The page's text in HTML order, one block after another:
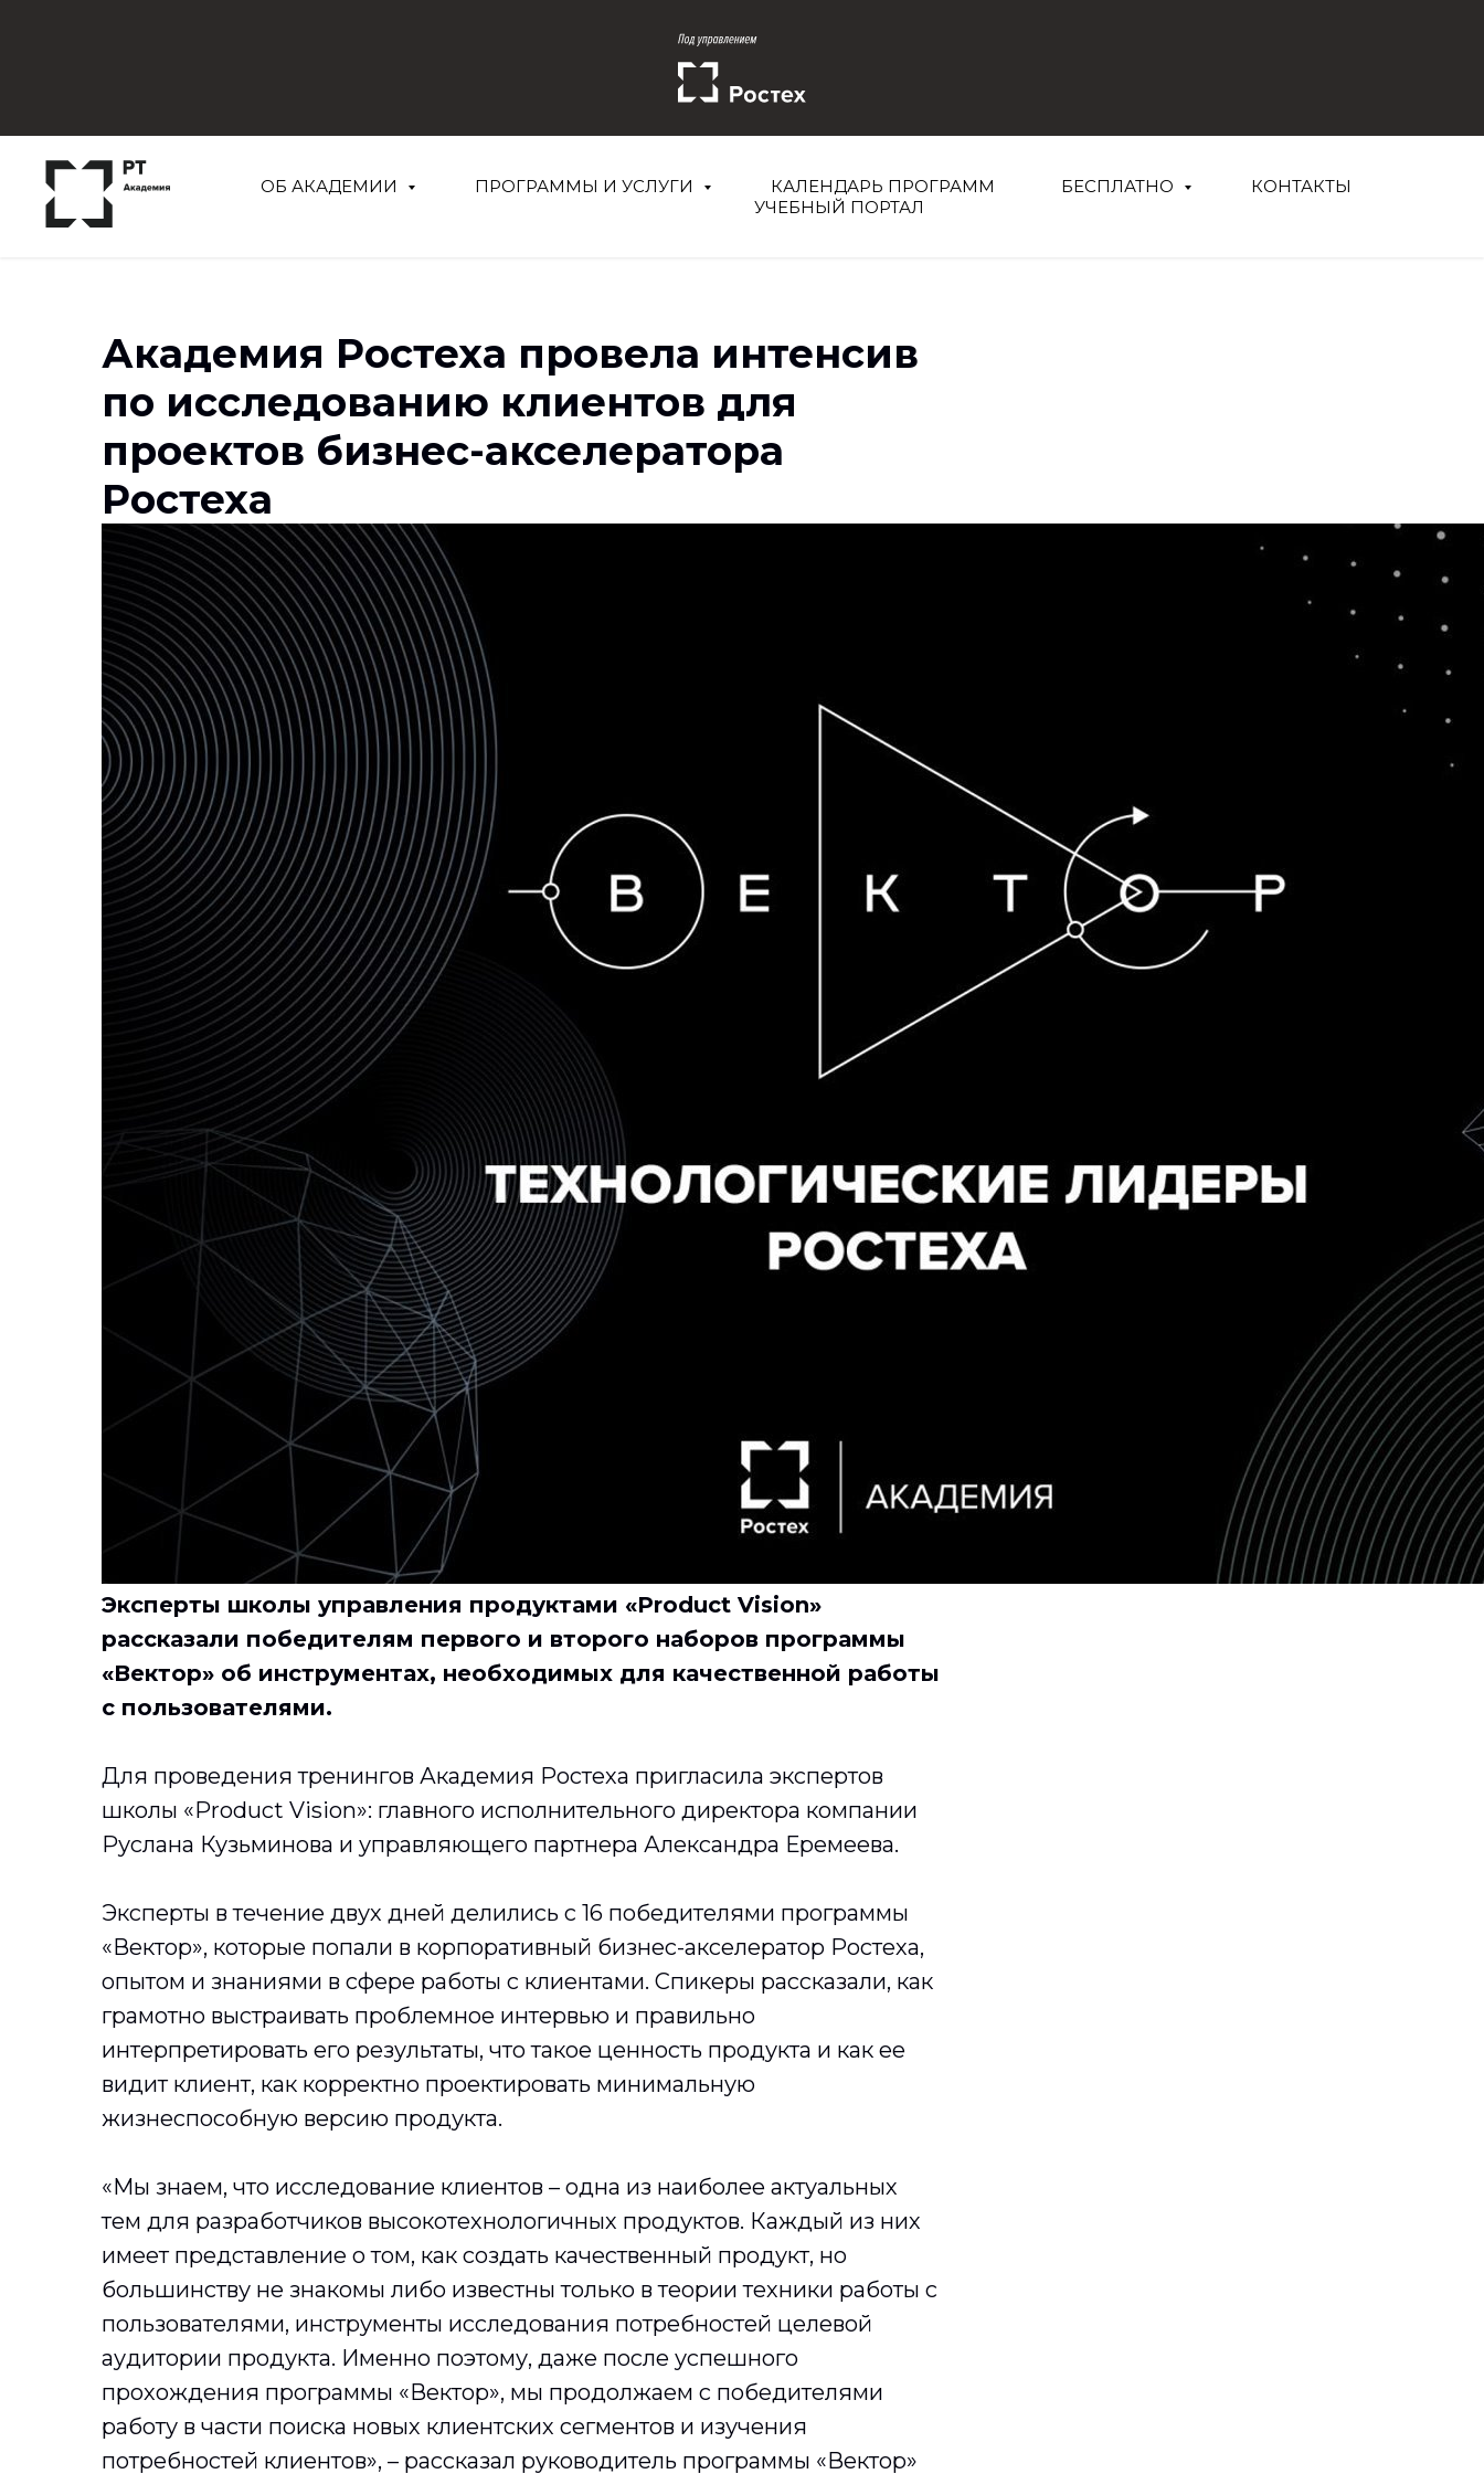
ОБ АКАДЕМИИ ПРОГРАММЫ И УСЛУГИ КАЛЕНДАРЬ ПРОГРАММ БЕСПЛАТНО
КОНТАКТЫ
УЧЕБНЫЙ ПОРТАЛ
Академия Ростеха провела интенсив
по исследованию клиентов для
проектов бизнес-акселератора
Ростеха
Эксперты школы управления продуктами «Product Vision»
рассказали победителям первого и второго наборов программы
«Вектор» об инструментах, необходимых для качественной работы
с пользователями.
Для проведения тренингов Академия Ростеха пригласила экспертов
школы «Product Vision»: главного исполнительного директора компании
Руслана Кузьминова и управляющего партнера Александра Еремеева.
Эксперты в течение двух дней делились с 16 победителями программы
«Вектор», которые попали в корпоративный бизнес-акселератор Ростеха,
опытом и знаниями в сфере работы с клиентами. Спикеры рассказали, как
грамотно выстраивать проблемное интервью и правильно
интерпретировать его результаты, что такое ценность продукта и как ее
видит клиент, как корректно проектировать минимальную
жизнеспособную версию продукта.
«Мы знаем, что исследование клиентов – одна из наиболее актуальных
тем для разработчиков высокотехнологичных продуктов. Каждый из них
имеет представление о том, как создать качественный продукт, но
большинству не знакомы либо известны только в теории техники работы с
пользователями, инструменты исследования потребностей целевой
аудитории продукта. Именно поэтому, даже после успешного
прохождения программы «Вектор», мы продолжаем с победителями
работу в части поиска новых клиентских сегментов и изучения
потребностей клиентов», – рассказал руководитель программы «Вектор»